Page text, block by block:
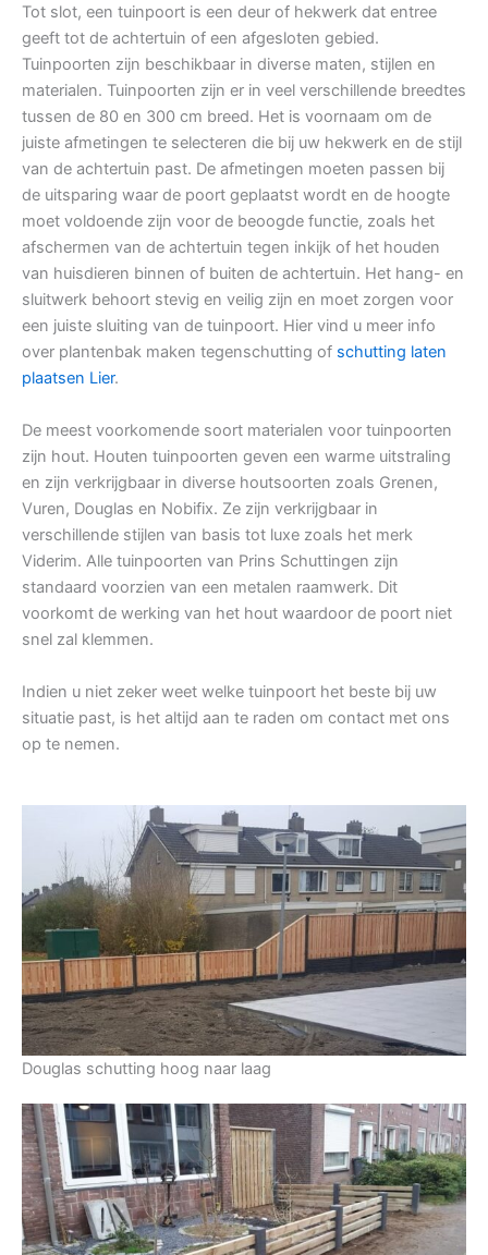
Tot slot, een tuinpoort is een deur of hekwerk dat entree
geeft tot de achtertuin of een afgesloten gebied.
Tuinpoorten zijn beschikbaar in diverse maten, stijlen en
materialen. Tuinpoorten zijn er in veel verschillende breedtes
tussen de 80 en 300 cm breed. Het is voornaam om de
juiste afmetingen te selecteren die bij uw hekwerk en de stijl
van de achtertuin past. De afmetingen moeten passen bij
de uitsparing waar de poort geplaatst wordt en de hoogte
moet voldoende zijn voor de beoogde functie, zoals het
afschermen van de achtertuin tegen inkijk of het houden
van huisdieren binnen of buiten de achtertuin. Het hang- en
sluitwerk behoort stevig en veilig zijn en moet zorgen voor
een juiste sluiting van de tuinpoort. Hier vind u meer info
over plantenbak maken tegenschutting of schutting laten
plaatsen Lier.
De meest voorkomende soort materialen voor tuinpoorten
zijn hout. Houten tuinpoorten geven een warme uitstraling
en zijn verkrijgbaar in diverse houtsoorten zoals Grenen,
Vuren, Douglas en Nobifix. Ze zijn verkrijgbaar in
verschillende stijlen van basis tot luxe zoals het merk
Viderim. Alle tuinpoorten van Prins Schuttingen zijn
standaard voorzien van een metalen raamwerk. Dit
voorkomt de werking van het hout waardoor de poort niet
snel zal klemmen.
Indien u niet zeker weet welke tuinpoort het beste bij uw
situatie past, is het altijd aan te raden om contact met ons
op te nemen.
Douglas schutting hoog naar laag